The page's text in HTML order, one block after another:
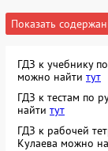
Показать
ГДЗ к учебнику
можно найти тут
ГДЗ к тестам по
найти тут
ГДЗ к рабочей
Кулаева можно